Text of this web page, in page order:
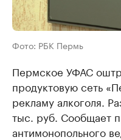
Фото: РБК Пермь
Пермское УФАС
продуктовую сеть
рекламу алкоголя.
тыс. руб. Сообщает
антимонопольного